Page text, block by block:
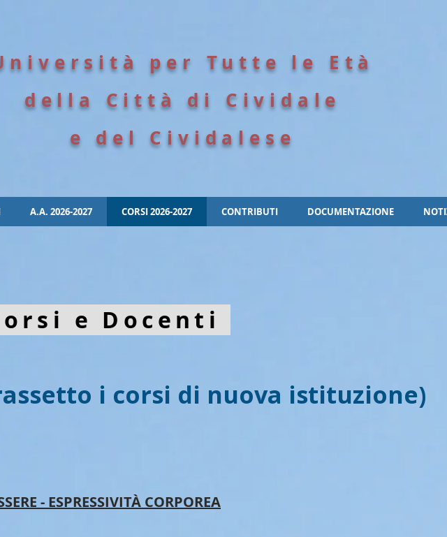
per Tutte le Età
della Città di Cividale
e del Cividalese
A.A. 2026-2027 CORSI 2026-2027 CONTRIBUTI DOCUMENTAZIONE
e Docenti
i corsi di nuova istituzione)
- ESPRESSIVITÀ CORPOREA